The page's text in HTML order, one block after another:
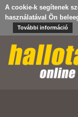
A cookie-k segítenek
használatával Ön
További információ